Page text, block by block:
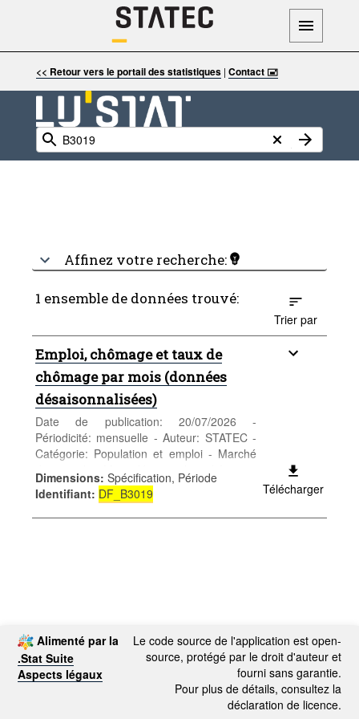
<< Retour vers le portail des statistiques| Contact 🖃
Affinez votre recherche:
1 ensemble de données trouvé:
Trier par
Emploi, chômage et taux de
chômage par mois (données
désaisonnalisées)
Date de publication: 20/07/2026 -
Périodicité: mensuelle - Auteur: STATEC -
Catégorie: Population et emploi - Marché
du travail - Mots-clés: emploi, chômage,
taux de chômage, marché du travail,
population active, salariés, frontaliers
Dimensions: Spécification, Période
Identifiant: DF_B3019 Télécharger
Alimenté par la
.Stat Suite
Aspects légaux
Le code source de l'application est open-
source, protégé par le droit d'auteur et
fourni sans garantie.
Pour plus de détails, consultez la
déclaration de licence.